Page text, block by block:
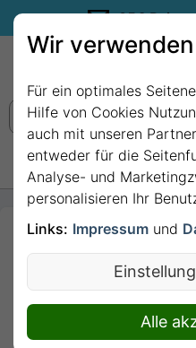
35€
19 Nächte -
KANAL
COVE & COSTA
MS Nieuw
19 Nächte von/bis Fort
Wir
Für ein optimales
Hilfe von Cookies
auch mit unseren
entweder für die
Analyse- und
personalisieren Ihr
Links: Impressum und
Alle